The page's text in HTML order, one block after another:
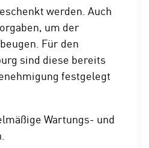
werden. Auch
um der
Für den
sind diese bereits
festgelegt
Wartungs- und